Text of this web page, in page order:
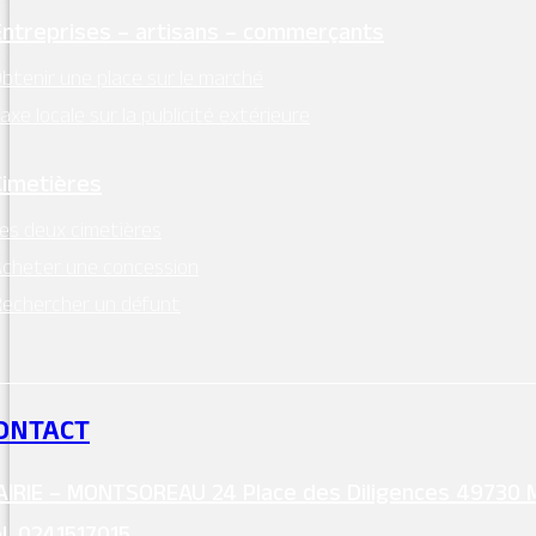
– artisans – commerçants
une place sur le marché
locale sur la publicité extérieure
deux cimetières
une concession
un défunt
– MONTSOREAU 24 Place des Diligences
Avenue de la Loire, Le Bourg, Montsoreau